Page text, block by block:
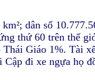
dân số
thứ 60 trên thế
Giáo 1%. Tài
đi xe ngựa họ